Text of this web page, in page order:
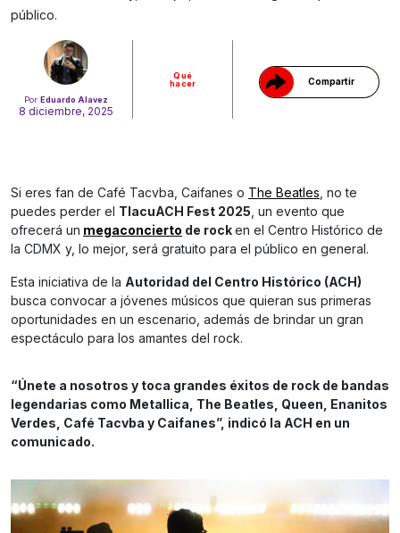
Por Eduardo Alavez
8 diciembre, 2025
Qué
hacer
Compartir
público.
Si eres fan de Café Tacvba, Caifanes o The Beatles, no te
puedes perder el TlacuACH Fest 2025, un evento que
ofrecerá un megaconcierto de rocken el Centro Histórico de
la CDMX y, lo mejor, será gratuito para el público en general.
Esta iniciativa de la Autoridad del Centro Histórico (ACH)
busca convocar a jóvenes músicos que quieran sus primeras
oportunidades en un escenario, además de brindar un gran
espectáculo para los amantes del rock.
“Únete a nosotros y toca grandes éxitos de rock de bandas
legendarias como Metallica, The Beatles, Queen, Enanitos
Verdes, Café Tacvba y Caifanes”, indicó la ACH en un
comunicado.